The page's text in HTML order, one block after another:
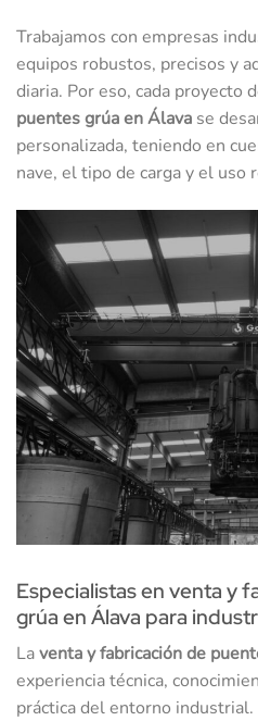
Trabajamos con empresas
equipos robustos, precisos y
diaria. Por eso, cada proyecto
puentes grúa en Álava se
personalizada, teniendo en
nave, el tipo de carga y el uso
Especialistas en venta y
grúa en Álava para
Laventa y fabricación de
experiencia técnica,
práctica del entorno